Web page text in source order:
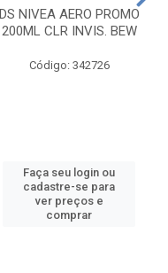
DS NIVEA AERO PROMO
200ML CLR INVIS. BEW
Código: 342726
Faça seu login ou
cadastre-se para
ver preços e
comprar